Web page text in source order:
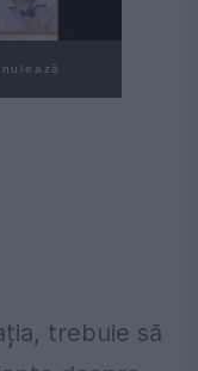
trebuie să